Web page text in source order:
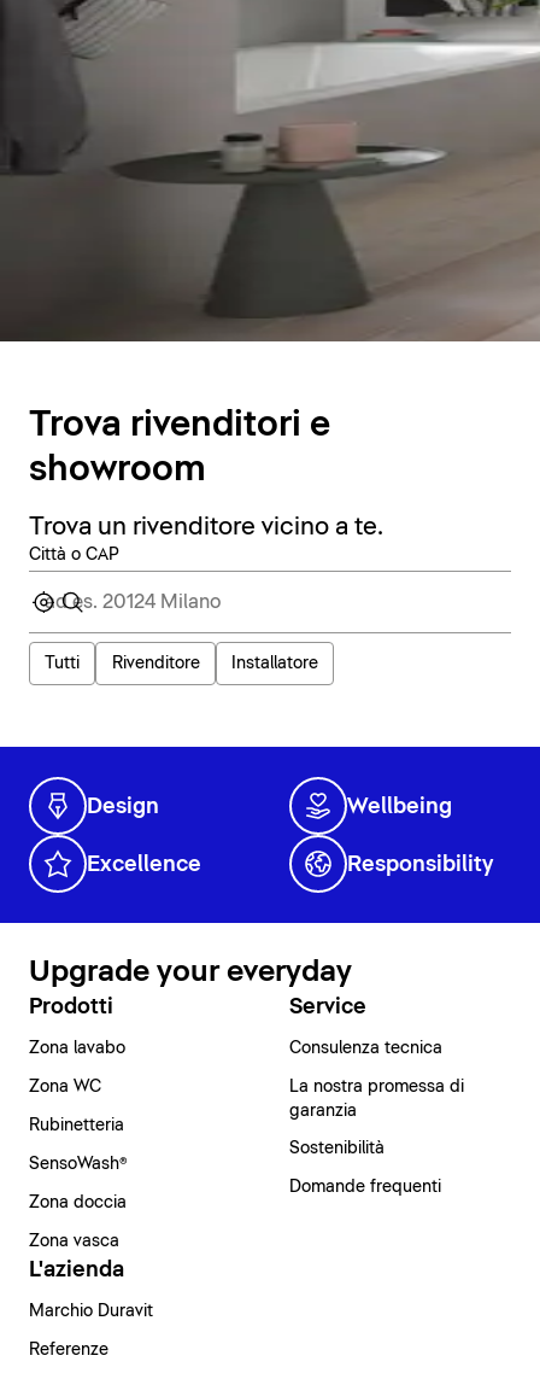
Trova rivenditori e
showroom
Trova un rivenditore vicino a te.
Città o CAP
Tutti Rivenditore Installatore
Design Wellbeing
Excellence Responsibility
Upgrade your everyday
Prodotti
Zona lavabo
Zona WC
Rubinetteria
SensoWash®
Zona doccia
Zona vasca
Service
Consulenza tecnica
La nostra promessa di
garanzia
Sostenibilità
Domande frequenti
L'azienda
Marchio Duravit
Referenze